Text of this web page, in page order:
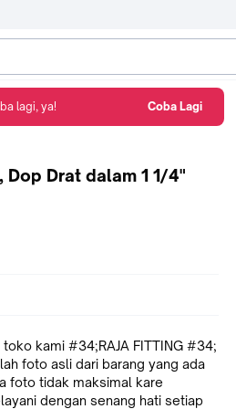
Dop Drat dalam 1 1/4"
FITTING #34;
foto asli dari barang yang ada
foto tidak maksimal kare
lagi, ya! Coba Lagi